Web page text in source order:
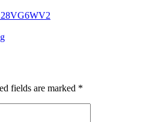
fields are marked *